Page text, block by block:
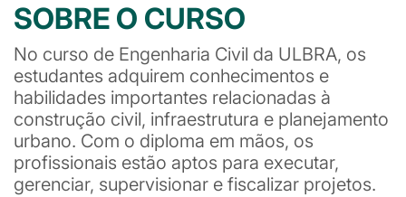
SOBRE O CURSO
No curso de Engenharia Civil da ULBRA, os
estudantes adquirem conhecimentos e
habilidades importantes relacionadas à
construção civil, infraestrutura e planejamento
urbano. Com o diploma em mãos, os
profissionais estão aptos para executar,
gerenciar, supervisionar e fiscalizar projetos.